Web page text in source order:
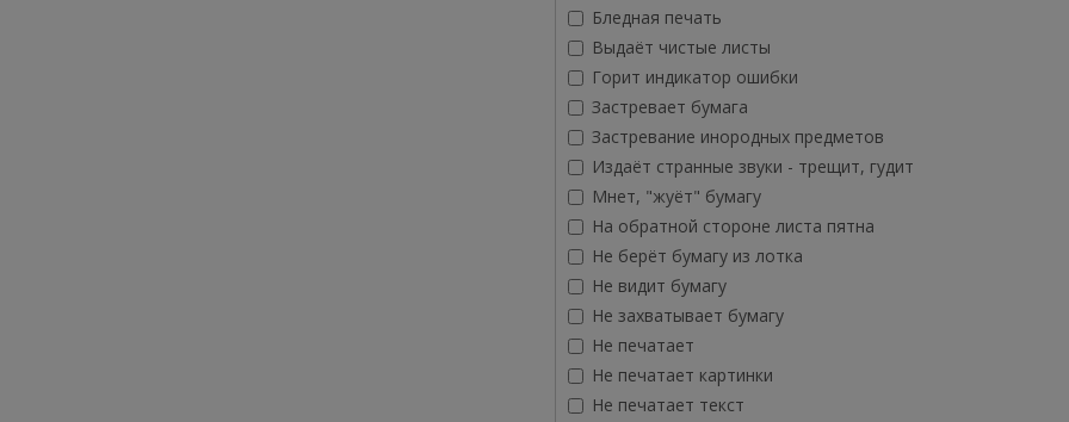
Бледная печать
Выдаёт чистые листы
Горит индикатор ошибки
Застревает бумага
Застревание инородных предметов
Издаёт странные звуки - трещит, гудит
Мнет, "жуёт" бумагу
На обратной стороне листа пятна
Не берёт бумагу из лотка
Не видит бумагу
Не захватывает бумагу
Не печатает
Не печатает картинки
Не печатает текст